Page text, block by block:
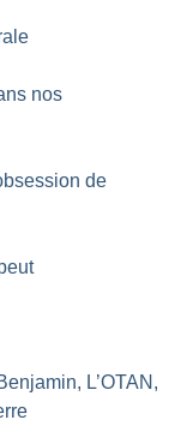
nos
de
L’OTAN,